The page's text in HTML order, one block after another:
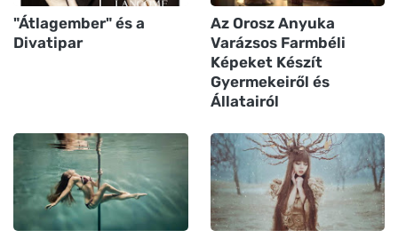
"Átlagember" és a
Divatipar
Az Orosz Anyuka
Varázsos Farmbéli
Képeket Készít
Gyermekeiről és
Állatairól